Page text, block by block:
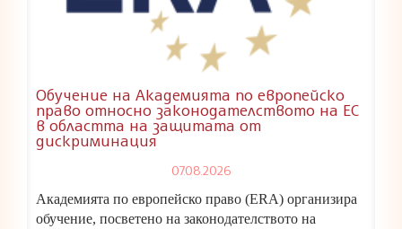
Обучение на Академията по европейско
право относно законодателството на ЕС
в областта на защитата от
дискриминация
07.08.2026
Академията по европейско право (ERA) организира
обучение, посветено на законодателството на